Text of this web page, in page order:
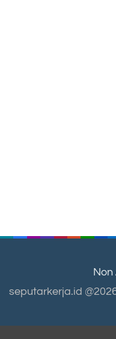
Non
seputarkerja.id